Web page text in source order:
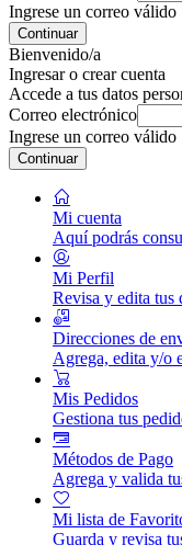
Ingrese un correo válido
Continuar
Bienvenido/a
Ingresar o crear cuenta
Accede a tus datos
Correo electrónico
Ingrese un correo válido
Continuar
Mi cuenta
Aquí podrás
Mi Perfil
Revisa y edita tus
Direcciones de
Agrega, edita y/o
Mis Pedidos
Gestiona tus
Métodos de Pago
Agrega y valida
Mi lista de
Guarda y revisa